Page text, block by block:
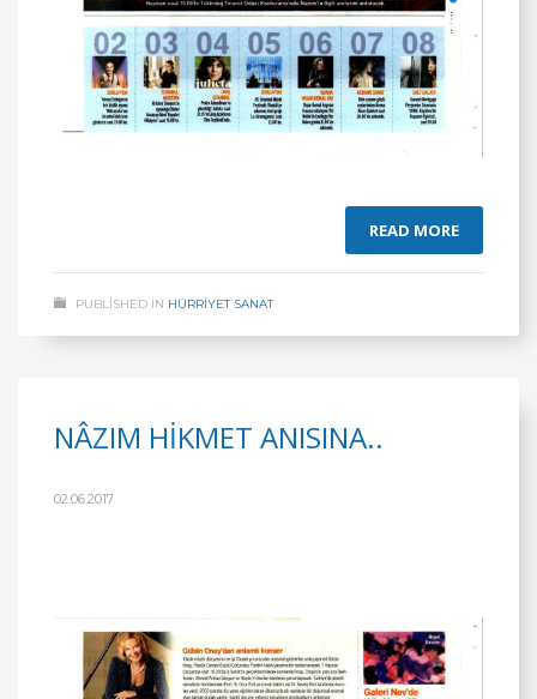
READ MORE
PUBLISHED IN HÜRRİYET SANAT
NÂZIM HİKMET ANISINA..
02.06.2017